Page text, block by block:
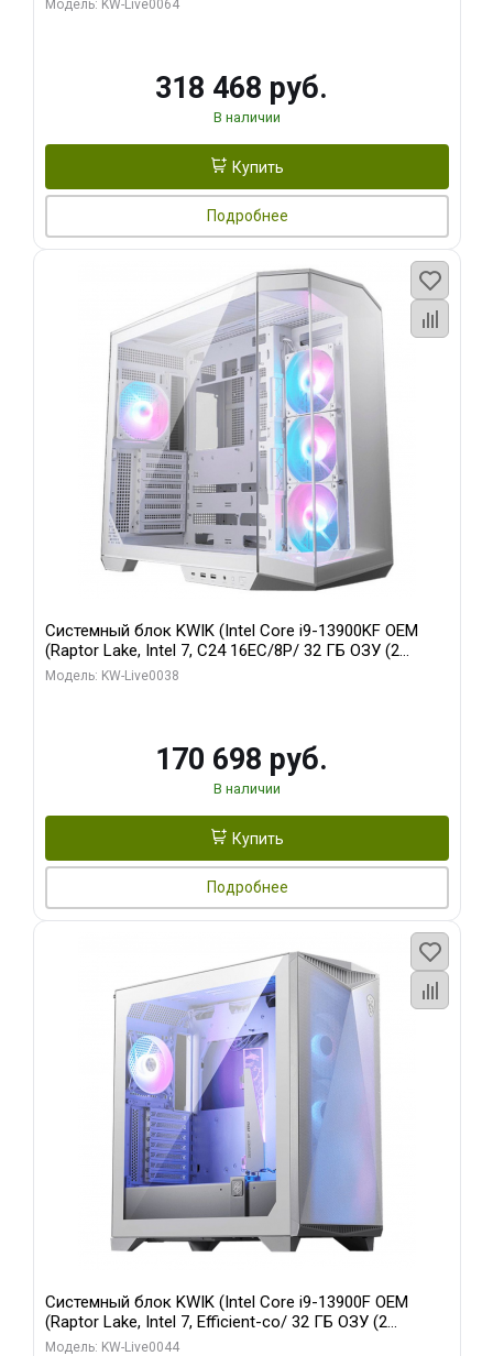
Модель: KW-Live0064
318 468 руб.
В наличии
Купить
Подробнее
Системный блок KWIK (Intel Core i9-13900KF OEM
(Raptor Lake, Intel 7, C24 16EC/8P/ 32 ГБ ОЗУ (2
модуля)/ Gigabyte RX9070XT GAMING OC 16GB GDDR6
Модель: KW-Live0038
170 698 руб.
В наличии
Купить
Подробнее
Системный блок KWIK (Intel Core i9-13900F OEM
(Raptor Lake, Intel 7, Efficient-co/ 32 ГБ ОЗУ (2
модуля)/ Gigabyte RTX5070Ti AERO OC 16GB GDDR7
Модель: KW-Live0044